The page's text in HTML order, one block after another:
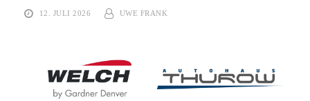
12. JULI 2026 UWE FRANK